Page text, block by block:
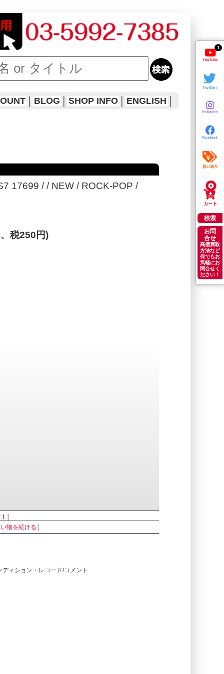
1
検索
お問
合せ
高価買取
方法など
何でもお
気軽にお
問合せく
ださい！
BLOG SHOP INFO ENGLISH
17699 / / NEW / ROCK-POP /
税250円)
物を続ける
ィション・レコード/コメント